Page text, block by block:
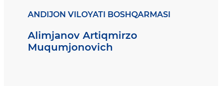
ANDIJON VILOYATI BOSHQARMASI
Alimjanov Artiqmirzo
Muqumjonovich